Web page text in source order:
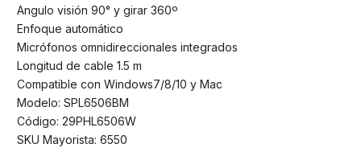
Angulo visión 90° y girar 360º
Enfoque automático
Micrófonos omnidireccionales integrados
Longitud de cable 1.5 m
Compatible con Windows7/8/10 y Mac
Modelo: SPL6506BM
Código: 29PHL6506W
SKU Mayorista: 6550